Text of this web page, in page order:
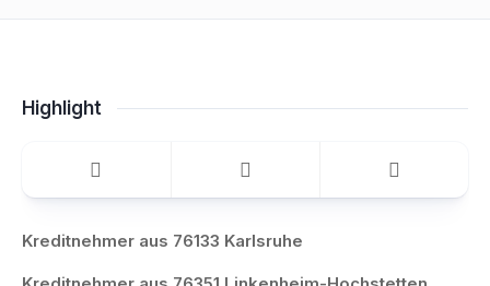
Highlight
Kreditnehmer aus 76133 Karlsruhe